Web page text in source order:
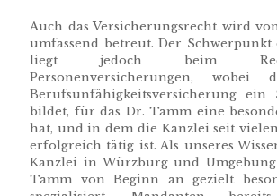
Auch das Versicherungsrecht wird
umfassend betreut. Der
liegt jedoch beim
Personenversicherungen, wobei
Berufsunfähigkeitsversicherung ein
bildet, für das Dr. Tamm eine
hat, und in dem die Kanzlei seit
erfolgreich tätig ist. Als unseres
Kanzlei in Würzburg und
Tamm von Beginn an gezielt